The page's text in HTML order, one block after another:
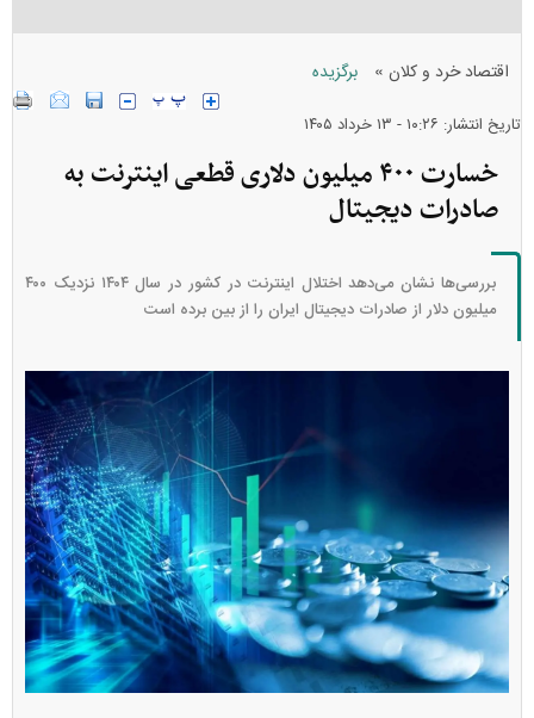
اقتصاد خرد و کلان » برگزیده
تاریخ انتشار: ۱۰:۲۶ - ۱۳ خرداد ۱۴۰۵
خسارت ۴۰۰ میلیون دلاری قطعی اینترنت به
صادرات دیجیتال
بررسی‌ها نشان می‌دهد اختلال اینترنت در کشور در سال ۱۴۰۴ نزدیک ۴۰۰
میلیون دلار از صادرات دیجیتال ایران را از بین برده است